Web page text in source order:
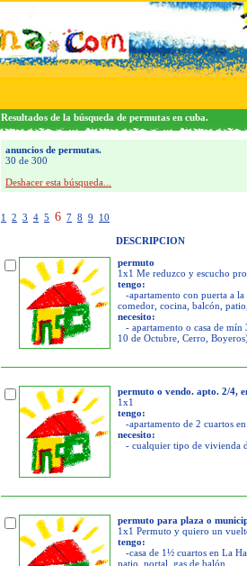
Resultados de la búsqueda de permutas en cuba.
anuncios de permutas.
30 de 300
Deshacer esta búsqueda...
1 2 3 4 5 6 7 8 9 10
DESCRIPCION
permuto
1x1 Me reduzco y escucho
tengo:
-apartamento con puerta a la
comedor, cocina, balcón,
necesito:
- apartamento o casa de mín
10 de Octubre, Cerro,
permuto o vendo. apto. 2/4,
1x1
tengo:
-apartamento de 2 cuartos
necesito:
- cualquier tipo de vivienda
permuto para plaza o
1x1 Permuto y quiero un
tengo:
-casa de 1½ cuartos en La
patio, portal, gas de balón.